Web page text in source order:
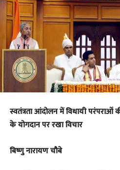
स्वतंत्रता आंदोलन में विधायी परंपराओं
के योगदान पर रखा विचार
बिष्णु नारायण चौबे